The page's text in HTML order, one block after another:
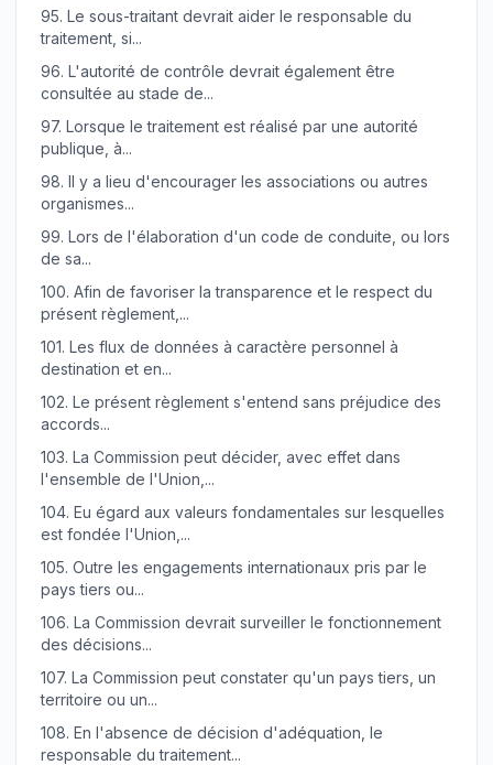
95. Le sous-traitant devrait aider le responsable du
traitement, si...
96. L'autorité de contrôle devrait également être
consultée au stade de...
97. Lorsque le traitement est réalisé par une autorité
publique, à...
98. Il y a lieu d'encourager les associations ou autres
organismes...
99. Lors de l'élaboration d'un code de conduite, ou lors
de sa...
100. Afin de favoriser la transparence et le respect du
présent règlement,...
101. Les flux de données à caractère personnel à
destination et en...
102. Le présent règlement s'entend sans préjudice des
accords...
103. La Commission peut décider, avec effet dans
l'ensemble de l'Union,...
104. Eu égard aux valeurs fondamentales sur lesquelles
est fondée l'Union,...
105. Outre les engagements internationaux pris par le
pays tiers ou...
106. La Commission devrait surveiller le fonctionnement
des décisions...
107. La Commission peut constater qu'un pays tiers, un
territoire ou un...
108. En l'absence de décision d'adéquation, le
responsable du traitement...